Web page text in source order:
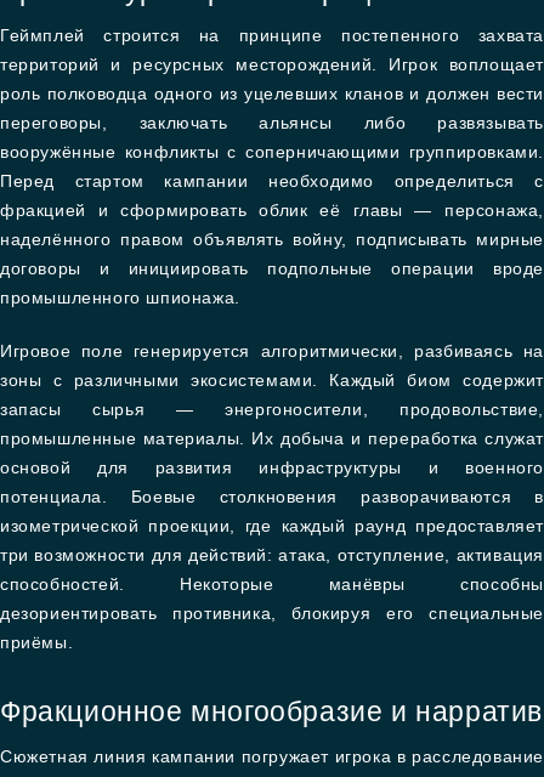
Геймплей строится на принципе постепенного захвата
территорий и ресурсных месторождений. Игрок воплощает
роль полководца одного из уцелевших кланов и должен вести
переговоры, заключать альянсы либо развязывать
вооружённые конфликты с соперничающими группировками.
Перед стартом кампании необходимо определиться с
фракцией и сформировать облик её главы — персонажа,
наделённого правом объявлять войну, подписывать мирные
договоры и инициировать подпольные операции вроде
промышленного шпионажа.
Игровое поле генерируется алгоритмически, разбиваясь на
зоны с различными экосистемами. Каждый биом содержит
запасы сырья — энергоносители, продовольствие,
промышленные материалы. Их добыча и переработка служат
основой для развития инфраструктуры и военного
потенциала. Боевые столкновения разворачиваются в
изометрической проекции, где каждый раунд предоставляет
три возможности для действий: атака, отступление, активация
способностей. Некоторые манёвры способны
дезориентировать противника, блокируя его специальные
приёмы.
Фракционное многообразие и нарратив
Сюжетная линия кампании погружает игрока в расследование